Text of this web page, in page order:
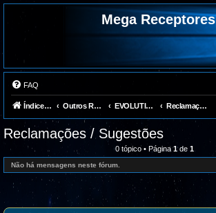
Mega Receptores
FAQ
Índice do fórum Outros Receptores EVOLUTIONBOX Reclamações / Sugestões
Reclamações / Sugestões
0 tópico • Página1de 1
Não há mensagens neste fórum.